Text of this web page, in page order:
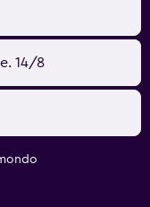
14/8